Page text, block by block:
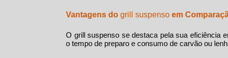
Vantagens do grill suspenso em
O grill suspenso se destaca pela sua eficiência
o tempo de preparo e consumo de carvão ou